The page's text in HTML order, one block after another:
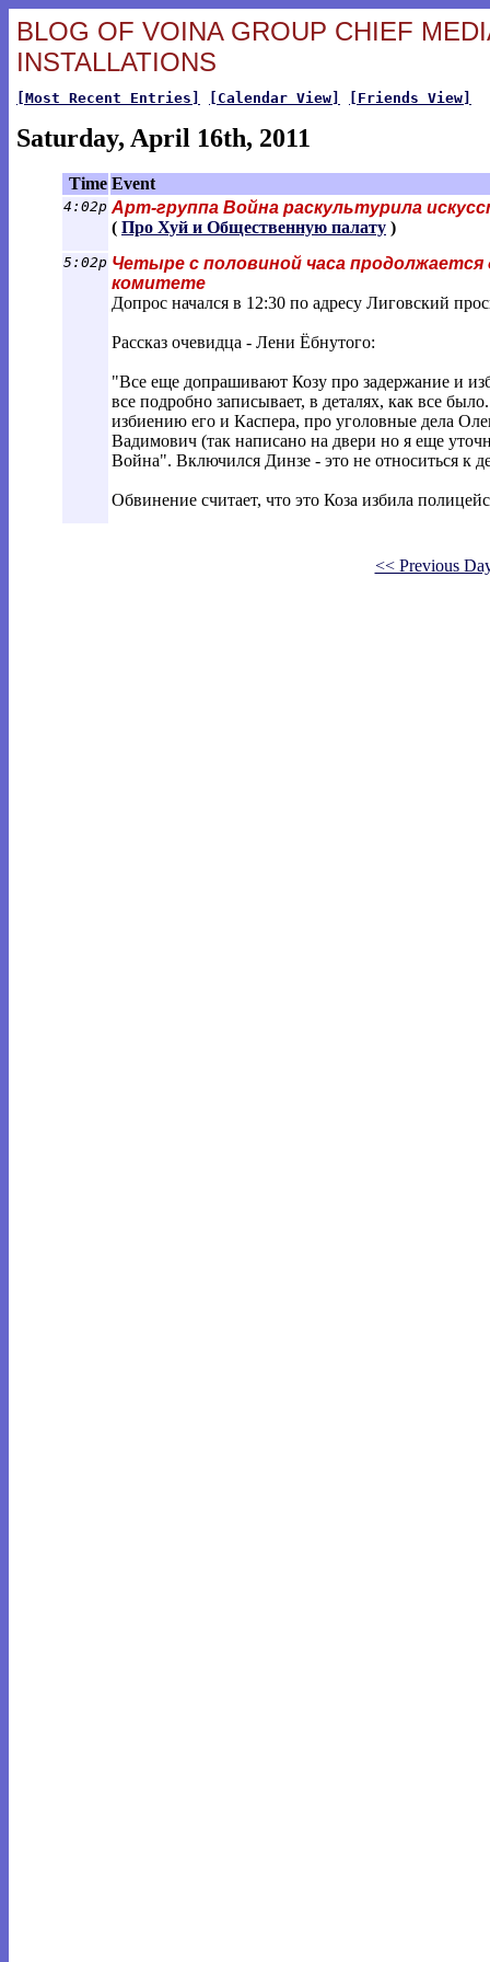
BLOG OF VOINA GROUP CHIEF
INSTALLATIONS
[Most Recent Entries] [Calendar View] [Friends View]
Saturday, April 16th, 2011
Time Event
4:02p Арт-группа Война раскультурила
( Про Хуй и Общественную палату )
5:02p Четыре с половиной часа
комитете
Допрос начался в 12:30 по адресу Лиговский
Рассказ очевидца - Лени Ёбнутого:
"Все еще допрашивают Козу про задержание и
все подробно записывает, в деталях, как все
избиению его и Каспера, про уголовные дела
Вадимович (так написано на двери но я еще
Война". Включился Динзе - это не относиться к
Обвинение считает, что это Коза избила
<< Previous